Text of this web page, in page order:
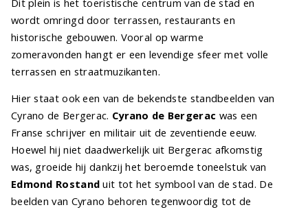
wordt omringd door terrassen, restaurants en
historische gebouwen. Vooral op warme
zomeravonden hangt er een levendige sfeer met volle
terrassen en straatmuzikanten.
Hier staat ook een van de bekendste standbeelden van
Cyrano de Bergerac. Cyrano de Bergerac was een
Franse schrijver en militair uit de zeventiende eeuw.
Hoewel hij niet daadwerkelijk uit Bergerac afkomstig
was, groeide hij dankzij het beroemde toneelstuk van
Edmond Rostand uit tot het symbool van de stad. De
beelden van Cyrano behoren tegenwoordig tot de